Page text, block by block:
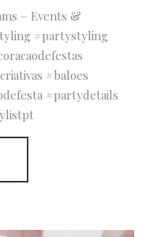
– Events &
#partystyling
#baloes
#partydetails